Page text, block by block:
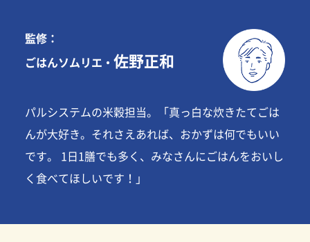
監修：
ごはんソムリエ・ 佐野正和
パルシステムの米穀担当。「真っ白な炊きたてごは
んが大好き。それさえあれば、おかずは何でもいい
です。 1日1膳でも多く、みなさんにごはんをおいし
く食べてほしいです！」